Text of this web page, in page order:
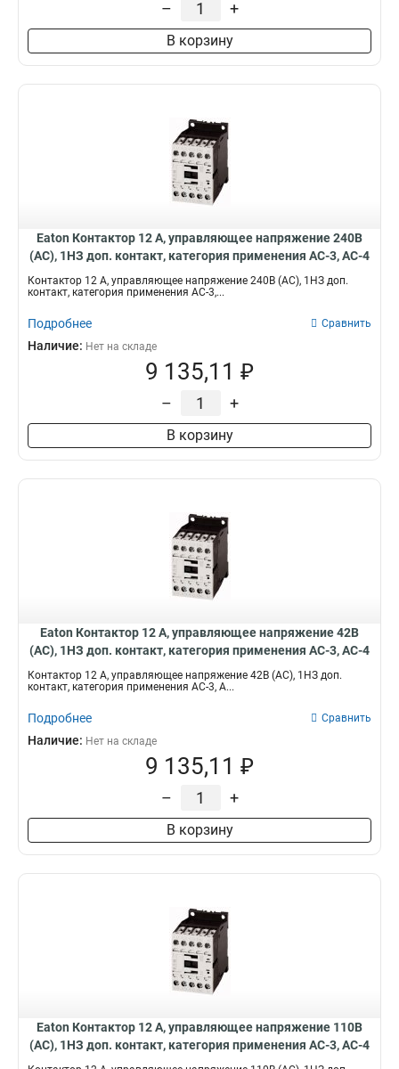
– +
В корзину
Eaton Контактор 12 А, управляющее напряжение 240В
(АС), 1НЗ доп. контакт, категория применения AC-3, AC-4
DILM12-01(240V50HZ)
Контактор 12 А, управляющее напряжение 240В (АС), 1НЗ доп.
контакт, категория применения AC-3,...
Подробнее Сравнить
Наличие: Нет на складе
9 135,11 ₽
– +
В корзину
Eaton Контактор 12 А, управляющее напряжение 42В
(АС), 1НЗ доп. контакт, категория применения AC-3, AC-4
DILM12-01(42V50HZ,48V60HZ)
Контактор 12 А, управляющее напряжение 42В (АС), 1НЗ доп.
контакт, категория применения AC-3, A...
Подробнее Сравнить
Наличие: Нет на складе
9 135,11 ₽
– +
В корзину
Eaton Контактор 12 А, управляющее напряжение 110В
(АС), 1НЗ доп. контакт, категория применения AC-3, AC-4
DILM12-01(110V50HZ,120V60HZ)